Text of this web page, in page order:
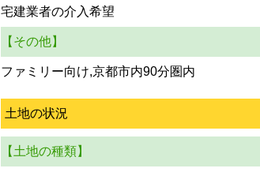
宅建業者の介入希望
【その他】
ファミリー向け,京都市内90分圏内
土地の状況
【土地の種類】